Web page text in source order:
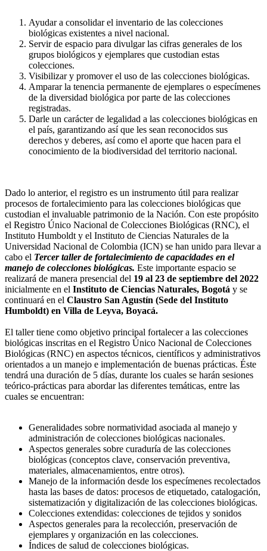
Ayudar a consolidar el inventario de las colecciones
biológicas existentes a nivel nacional.
Servir de espacio para divulgar las cifras generales de los
grupos biológicos y ejemplares que custodian estas
colecciones.
Visibilizar y promover el uso de las colecciones biológicas.
Amparar la tenencia permanente de ejemplares o especímenes
de la diversidad biológica por parte de las colecciones
registradas.
Darle un carácter de legalidad a las colecciones biológicas en
el país, garantizando así que les sean reconocidos sus
derechos y deberes, así como el aporte que hacen para el
conocimiento de la biodiversidad del territorio nacional.
Dado lo anterior, el registro es un instrumento útil para realizar
procesos de fortalecimiento para las colecciones biológicas que
custodian el invaluable patrimonio de la Nación. Con este propósito
el Registro Único Nacional de Colecciones Biológicas (RNC), el
Instituto Humboldt y el Instituto de Ciencias Naturales de la
Universidad Nacional de Colombia (ICN) se han unido para llevar a
cabo el Tercer taller de fortalecimiento de capacidades en el
manejo de colecciones biológicas. Este importante espacio se
realizará de manera presencial del 19 al 23 de septiembre del 2022
inicialmente en el Instituto de Ciencias Naturales, Bogotá y se
continuará en el Claustro San Agustín (Sede del Instituto
Humboldt) en Villa de Leyva, Boyacá.
El taller tiene como objetivo principal fortalecer a las colecciones
biológicas inscritas en el Registro Único Nacional de Colecciones
Biológicas (RNC) en aspectos técnicos, científicos y administrativos
orientados a un manejo e implementación de buenas prácticas. Éste
tendrá una duración de 5 días, durante los cuales se harán sesiones
teórico-prácticas para abordar las diferentes temáticas, entre las
cuales se encuentran:
Generalidades sobre normatividad asociada al manejo y
administración de colecciones biológicas nacionales.
Aspectos generales sobre curaduría de las colecciones
biológicas (conceptos clave, conservación preventiva,
materiales, almacenamientos, entre otros).
Manejo de la información desde los especímenes recolectados
hasta las bases de datos: procesos de etiquetado, catalogación,
sistematización y digitalización de las colecciones biológicas.
Colecciones extendidas: colecciones de tejidos y sonidos
Aspectos generales para la recolección, preservación de
ejemplares y organización en las colecciones.
Índices de salud de colecciones biológicas.